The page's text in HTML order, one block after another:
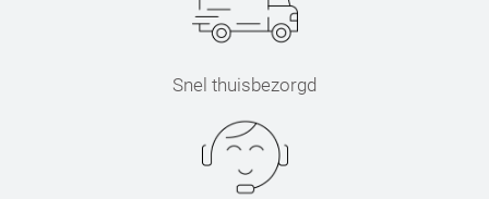
Snel thuisbezorgd